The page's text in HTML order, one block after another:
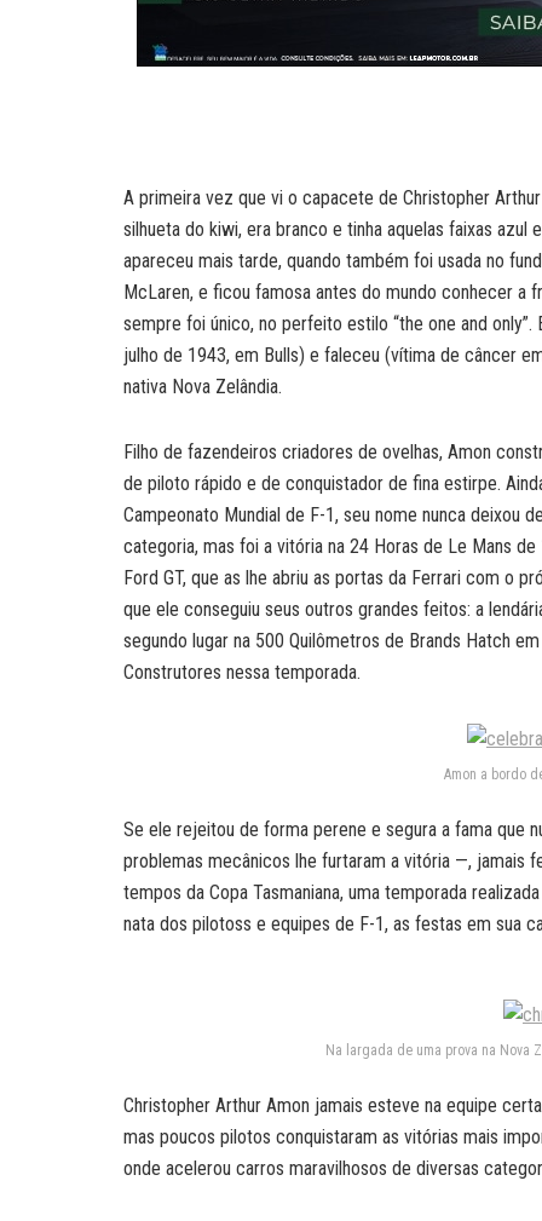
A primeira vez que vi o capacete de Christopher
silhueta do kiwi, era branco e tinha aquelas faixas
apareceu mais tarde, quando também foi usada no
McLaren, e ficou famosa antes do mundo conhecer a
sempre foi único, no perfeito estilo “the one and
julho de 1943, em Bulls) e faleceu (vítima de câncer
nativa Nova Zelândia.
Filho de fazendeiros criadores de ovelhas, Amon
de piloto rápido e de conquistador de fina estirpe.
Campeonato Mundial de F-1, seu nome nunca deixou
categoria, mas foi a vitória na 24 Horas de Le Mans
Ford GT, que as lhe abriu as portas da Ferrari com o
que ele conseguiu seus outros grandes feitos: a
segundo lugar na 500 Quilômetros de Brands Hatch
Construtores nessa temporada.
Amon a bordo
Se ele rejeitou de forma perene e segura a fama que
problemas mecânicos lhe furtaram a vitória —, jamais
tempos da Copa Tasmaniana, uma temporada
nata dos pilotoss e equipes de F-1, as festas em sua
Na largada de uma prova na Nova
Christopher Arthur Amon jamais esteve na equipe
mas poucos pilotos conquistaram as vitórias mais
onde acelerou carros maravilhosos de diversas